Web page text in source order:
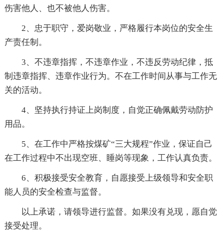
伤害他人、也不被他人伤害。
2、忠于职守，爱岗敬业，严格履行本岗位的安全生
产责任制。
3、不违章指挥，不违章作业，不违反劳动纪律，抵
制违章指挥、违章作业行为。不在工作时间从事与工作无
关的活动。
4、坚持执行持证上岗制度，自觉正确佩戴劳动防护
用品。
5、在工作中严格按煤矿“三大规程”作业，保证自己
在工作过程中不出现空班、睡岗等现象，工作认真负责。
6、积极接受安全教育，自愿接受上级领导和安全职
能人员的安全检查与监督。
以上承诺，请领导进行监督。如果没有兑现，愿自觉
接受处理。